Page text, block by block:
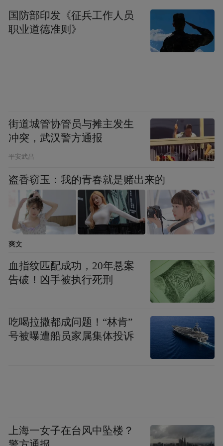
国防部印发《征兵工作人员
职业道德准则》
街道城管协管员与摊主发生
冲突，武汉警方通报
平安武昌
盗香窃玉：我的青春就是赌出来的
爽文
血指纹匹配成功，20年悬案
告破！凶手被执行死刑
吃喝拉撒都成问题！“林肯”
号被曝遭船员家属集体投诉
上海一女子在台风中坠楼？